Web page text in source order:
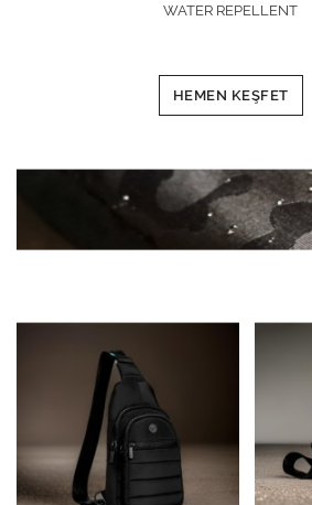
WATER REPELLENT
HEMEN KEŞFET